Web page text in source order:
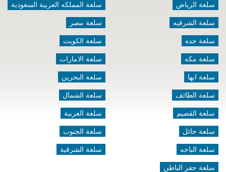
سلعة الرياض
سلعة الشرقيه
سلعة جده
سلعة مكه
سلعة ابها
سلعة الطائف
سلعة القصيم
سلعة حائل
سلعة الباحه
سلعة حفر الباطن
سلعة المملكه العربية السعودية
سلعة مصر
سلعة الكويت
سلعة الامارات
سلعة البحرين
سلعة الشمال
سلعة الغربية
سلعة الجنوب
سلعة الشرقية